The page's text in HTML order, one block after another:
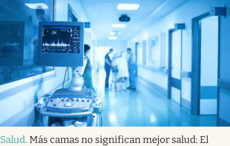
Salud. Más camas no significan mejor salud: El